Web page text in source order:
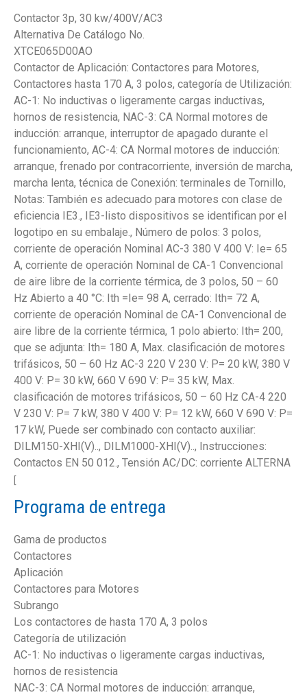
Contactor 3p, 30 kw/400V/AC3
Alternativa De Catálogo No.
XTCE065D00AO
Contactor de Aplicación: Contactores para Motores,
Contactores hasta 170 A, 3 polos, categoría de Utilización:
AC-1: No inductivas o ligeramente cargas inductivas,
hornos de resistencia, NAC-3: CA Normal motores de
inducción: arranque, interruptor de apagado durante el
funcionamiento, AC-4: CA Normal motores de inducción:
arranque, frenado por contracorriente, inversión de marcha,
marcha lenta, técnica de Conexión: terminales de Tornillo,
Notas: También es adecuado para motores con clase de
eficiencia IE3., IE3-listo dispositivos se identifican por el
logotipo en su embalaje., Número de polos: 3 polos,
corriente de operación Nominal AC-3 380 V 400 V: Ie= 65
A, corriente de operación Nominal de CA-1 Convencional
de aire libre de la corriente térmica, de 3 polos, 50 – 60
Hz Abierto a 40 °C: Ith =Ie= 98 A, cerrado: Ith= 72 A,
corriente de operación Nominal de CA-1 Convencional de
aire libre de la corriente térmica, 1 polo abierto: Ith= 200,
que se adjunta: Ith= 180 A, Max. clasificación de motores
trifásicos, 50 – 60 Hz AC-3 220 V 230 V: P= 20 kW, 380 V
400 V: P= 30 kW, 660 V 690 V: P= 35 kW, Max.
clasificación de motores trifásicos, 50 – 60 Hz CA-4 220
V 230 V: P= 7 kW, 380 V 400 V: P= 12 kW, 660 V 690 V: P=
17 kW, Puede ser combinado con contacto auxiliar:
DILM150-XHI(V).., DILM1000-XHI(V).., Instrucciones:
Contactos EN 50 012., Tensión AC/DC: corriente ALTERNA
Programa de entrega
Gama de productos
Contactores
Aplicación
Contactores para Motores
Subrango
Los contactores de hasta 170 A, 3 polos
Categoría de utilización
AC-1: No inductivas o ligeramente cargas inductivas,
hornos de resistencia
NAC-3: CA Normal motores de inducción: arranque,